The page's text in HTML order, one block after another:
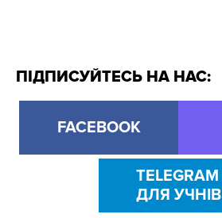
ПІДПИСУЙТЕСЬ НА НАС:
FACEBOOK
TELEGRAM
ДЛЯ УЧНІВ